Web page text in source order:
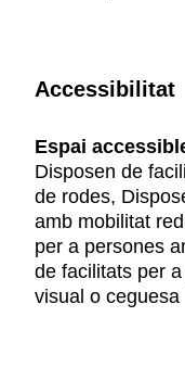
Accessibilitat
Espai
Disposen de
de rodes,
amb mobilitat
per a persones
de facilitats per
visual o ceguesa